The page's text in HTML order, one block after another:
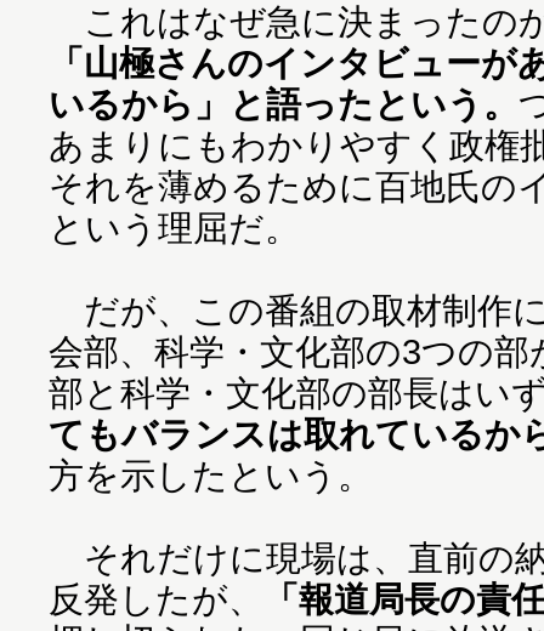
これはなぜ急に決まった
「山極さんのインタビューが
いるから」と語ったという。
あまりにもわかりやすく政権
それを薄めるために百地氏の
という理屈だ。
だが、この番組の取材制作
会部、科学・文化部の3つの
部と科学・文化部の部長はい
てもバランスは取れているか
方を示したという。
それだけに現場は、直前の
反発したが、
「報道局長の責